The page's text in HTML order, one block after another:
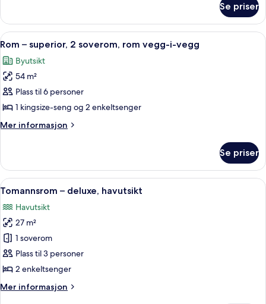
rom
vegg-
i-
vegg
–
deluxe,
2
rom
vegg-
i-
vegg
Se priser
Åpne
alle
bildene
av
Rom
–
superior,
2
rom
vegg-
i-
vegg
Rom – superior, 2 soverom, rom
10
Rom – superior, 2 soverom, rom vegg-i-vegg
Byutsikt
54 m²
Plass til 6 personer
1 kingsize-seng og 2 enkeltsenger
Mer informasjon
Mer
–
superior,
2
rom
vegg-
i-
vegg
Se priser
Åpne
alle
bildene
av
Tomannsrom
–
deluxe,
Tomannsrom – deluxe, havutsikt |
13
Tomannsrom – deluxe, havutsikt
Havutsikt
27 m²
1 soverom
Plass til 3 personer
2 enkeltsenger
Mer informasjon
Mer